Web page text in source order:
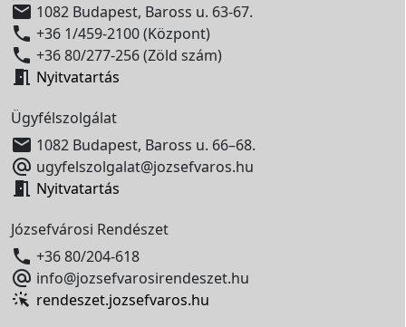
 1082 Budapest, Baross u. 63-67.
 +36 1/459-2100 (Központ)
 +36 80/277-256 (Zöld szám)
 Nyitvatartás
Ügyfélszolgálat
 1082 Budapest, Baross u. 66–68.
 ugyfelszolgalat@jozsefvaros.hu
 Nyitvatartás
Józsefvárosi Rendészet
 +36 80/204-618
 info@jozsefvarosirendeszet.hu
rendeszet.jozsefvaros.hu